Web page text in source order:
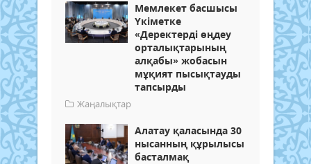
Мемлекет басшысы
Үкіметке
«Деректерді өңдеу
орталықтарының
алқабы» жобасын
мұқият пысықтауды
тапсырды
Жаңалықтар
Алатау қаласында 30
нысанның құрылысы
басталмақ